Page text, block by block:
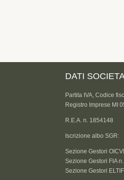
DATI
Partita IVA, Codice
Registro Imprese MI
R.E.A. n. 1854148
Iscrizione albo SGR:
Sezione Gestori
Sezione Gestori FIA
Sezione Gestori